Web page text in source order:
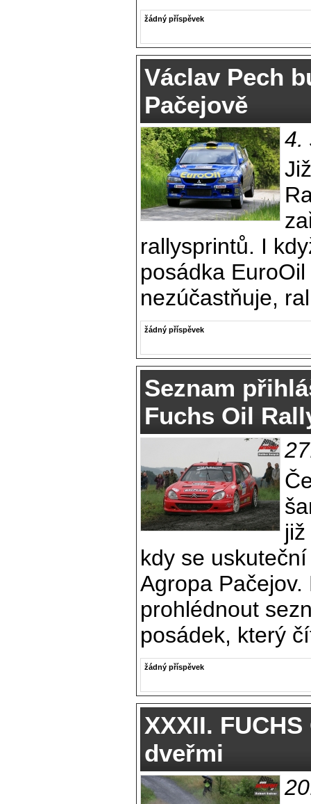
žádný příspěvek
Václav Pech
Pačejově
4.
rallysprintů. I
posádka
nezúčastňuje,
žádný příspěvek
Seznam
Fuchs Oil
kdy se
Agropa
prohlédnout
posádek, který
žádný příspěvek
XXXII.
dveřmi